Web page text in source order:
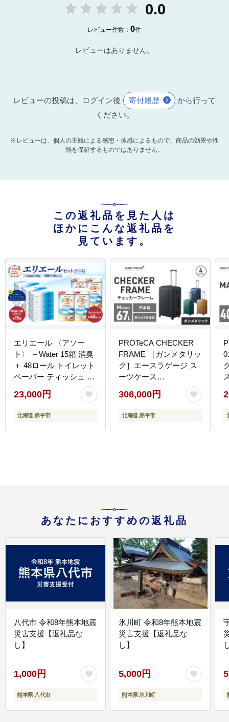
0.0
レビュー件数：0件
レビューはありません。
レビューの投稿は、ログイン後 寄付履歴
から行って
ください。
※レビューは、個人の主観による感想・体感によるもので、商品の効果や性
能を保証するものではありません。
この返礼品を見た人は
ほかにこんな返礼品を
見ています。
エリエール 〈アソー
ト〉 ＋Water 15箱 消臭
＋ 48ロール トイレット
ペーパー ティッシュ ト
イレ ボックスティッシ
ュ まとめ買い ペーパー
紙 防災 常備品 備蓄品
23,000円
北海道 赤平市
PROTeCA CHECKER
FRAME ［ガンメタリッ
ク］エースラゲージ ス
ーツケース
［NO.00143（02）］ プ
ロテカ チェッカーフレ
ーム マックスパス 旅 キ
産 日本製 抗ウイルス仕
306,000円
北海道 赤平市
あなたにおすすめの返礼品
八代市 令和8年熊本地震
災害支援【返礼品な
し】
1,000円
熊本県 八代市
氷川町 令和8年熊本地震
災害支援【返礼品な
し】
5,000円
熊本県 氷川町